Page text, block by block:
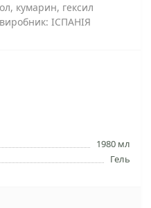
кумарин, гексил
ІСПАНІЯ
1980 мл
Гель